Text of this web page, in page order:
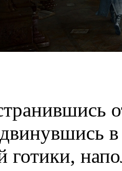
готики,